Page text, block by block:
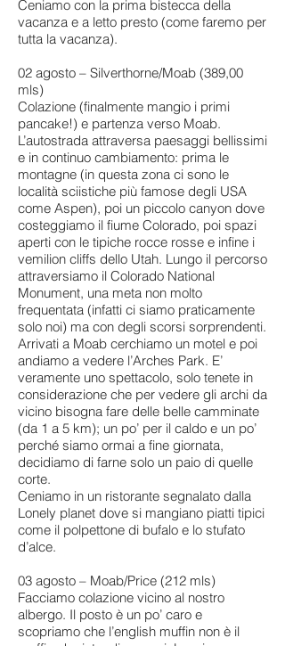
Ceniamo con la prima bistecca della
vacanza e a letto presto (come faremo per
tutta la vacanza).
02 agosto – Silverthorne/Moab (389,00
mls)
Colazione (finalmente mangio i primi
pancake!) e partenza verso Moab.
L’autostrada attraversa paesaggi bellissimi
e in continuo cambiamento: prima le
montagne (in questa zona ci sono le
località sciistiche più famose degli USA
come Aspen), poi un piccolo canyon dove
costeggiamo il fiume Colorado, poi spazi
aperti con le tipiche rocce rosse e infine i
vemilion cliffs dello Utah. Lungo il percorso
attraversiamo il Colorado National
Monument, una meta non molto
frequentata (infatti ci siamo praticamente
solo noi) ma con degli scorsi sorprendenti.
Arrivati a Moab cerchiamo un motel e poi
andiamo a vedere l’Arches Park. E’
veramente uno spettacolo, solo tenete in
considerazione che per vedere gli archi da
vicino bisogna fare delle belle camminate
(da 1 a 5 km); un po’ per il caldo e un po’
perché siamo ormai a fine giornata,
decidiamo di farne solo un paio di quelle
corte.
Ceniamo in un ristorante segnalato dalla
Lonely planet dove si mangiano piatti tipici
come il polpettone di bufalo e lo stufato
d’alce.
03 agosto – Moab/Price (212 mls)
Facciamo colazione vicino al nostro
albergo. Il posto è un po’ caro e
scopriamo che l’english muffin non è il